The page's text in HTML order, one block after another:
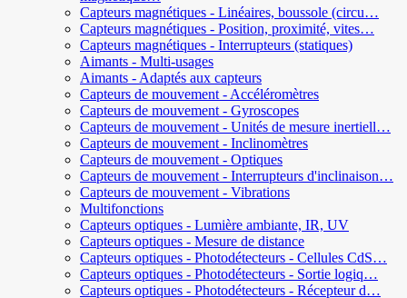
Capteurs magnétiques - Linéaires, boussole (circu…
Capteurs magnétiques - Position, proximité, vites…
Capteurs magnétiques - Interrupteurs (statiques)
Aimants - Multi-usages
Aimants - Adaptés aux capteurs
Capteurs de mouvement - Accéléromètres
Capteurs de mouvement - Gyroscopes
Capteurs de mouvement - Unités de mesure inertiell…
Capteurs de mouvement - Inclinomètres
Capteurs de mouvement - Optiques
Capteurs de mouvement - Interrupteurs d'inclinaison…
Capteurs de mouvement - Vibrations
Multifonctions
Capteurs optiques - Lumière ambiante, IR, UV
Capteurs optiques - Mesure de distance
Capteurs optiques - Photodétecteurs - Cellules CdS…
Capteurs optiques - Photodétecteurs - Sortie logiq…
Capteurs optiques - Photodétecteurs - Récepteur d…